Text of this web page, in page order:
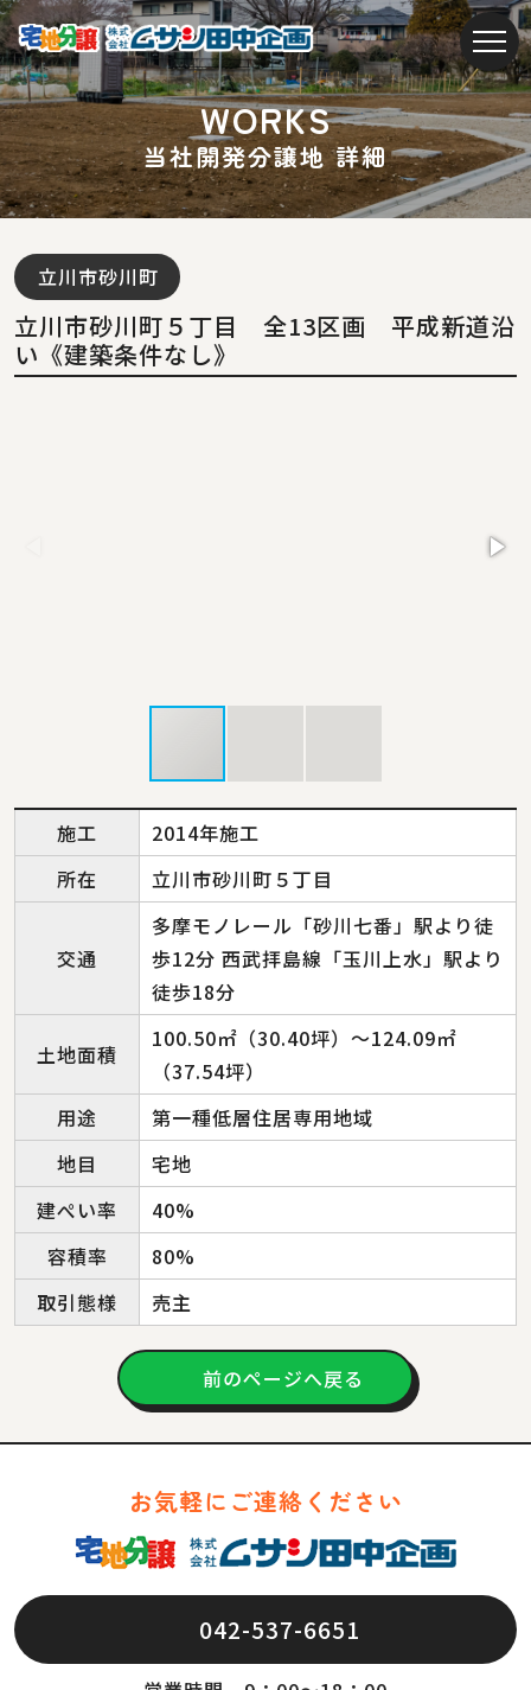
WORKS
当社開発分譲地 詳細
立川市砂川町
立川市砂川町５丁目 全13区画 平成新道沿
い《建築条件なし》
施工
2014年施工
所在
立川市砂川町５丁目
交通
多摩モノレール「砂川七番」駅より徒
歩12分 西武拝島線「玉川上水」駅より
徒歩18分
土地面積
100.50㎡（30.40坪）～124.09㎡
（37.54坪）
用途
第一種低層住居専用地域
地目
宅地
建ぺい率
40%
容積率
80%
取引態様
売主
前のページへ戻る
お気軽にご連絡ください
042-537-6651